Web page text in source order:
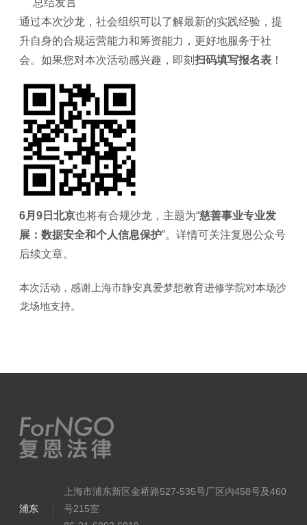
总结发言
通过本次沙龙，社会组织可以了解最新的实践经验，提
升自身的合规运营能力和筹资能力，更好地服务于社
会。如果您对本次活动感兴趣，即刻 扫码填写报名表 ！
6月9日北京也将有合规沙龙，主题为“慈善事业专业发
展：数据安全和个人信息保护”。详情可关注复恩公众号
后续文章。
本次活动，感谢上海市静安真爱梦想教育进修学院对本场沙
龙场地支持。
浦东
上海市浦东新区金桥路527-535号厂区内458号及460
号215室